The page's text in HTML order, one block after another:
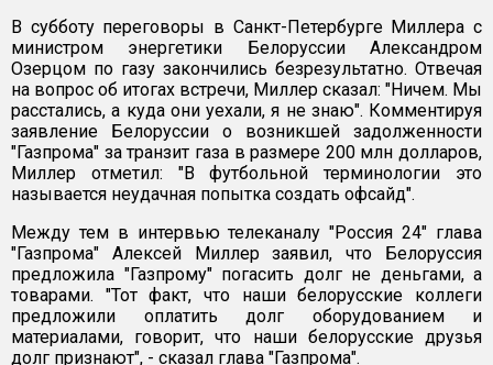
В субботу переговоры в Санкт-Петербурге Миллера с
министром энергетики Белоруссии Александром
Озерцом по газу закончились безрезультатно. Отвечая
на вопрос об итогах встречи, Миллер сказал: "Ничем. Мы
расстались, а куда они уехали, я не знаю". Комментируя
заявление Белоруссии о возникшей задолженности
"Газпрома" за транзит газа в размере 200 млн долларов,
Миллер отметил: "В футбольной терминологии это
называется неудачная попытка создать офсайд".
Между тем в интервью телеканалу "Россия 24" глава
"Газпрома" Алексей Миллер заявил, что Белоруссия
предложила "Газпрому" погасить долг не деньгами, а
товарами. "Тот факт, что наши белорусские коллеги
предложили оплатить долг оборудованием и
материалами, говорит, что наши белорусские друзья
долг признают", - сказал глава "Газпрома".